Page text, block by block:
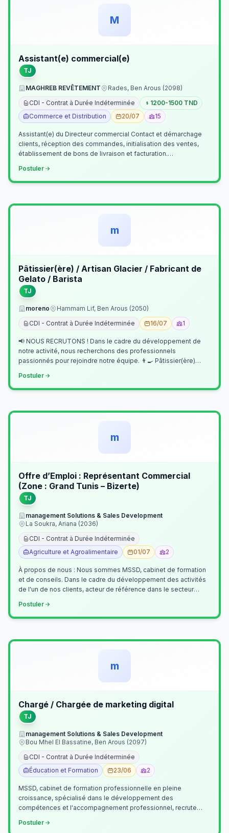
M
Assistant(e) commercial(e)
TJ
MAGHREB REVÊTEMENT
Rades, Ben Arous (2098)
CDI - Contrat à Durée Indéterminée
1200-1500 TND
Commerce et Distribution
20/07 15
Assistant(e) du Directeur commercial Contact et démarchage
clients, réception des commandes, initialisation des ventes,
établissement de bons de livraison et facturation.
Postuler
m
Pâtissier(ère) / Artisan Glacier / Fabricant de
Gelato / Barista
TJ
moreno
Hammam Lif, Ben Arous (2050)
CDI - Contrat à Durée Indéterminée
16/07 1
📢 NOUS RECRUTONS ! Dans le cadre du développement de
notre activité, nous recherchons des professionnels
passionnés pour rejoindre notre équipe. 👨‍🍳 Pâtissier(ère)
Postuler
m
Offre d’Emploi : Représentant Commercial
(Zone : Grand Tunis – Bizerte)
TJ
management Solutions & Sales Development
La Soukra, Ariana (2036)
CDI - Contrat à Durée Indéterminée
Agriculture et Agroalimentaire
01/07 2
À propos de nous : Nous sommes MSSD, cabinet de formation
et de conseils. Dans le cadre du développement des activités
de l'un de nos clients, acteur de référence dans le secteur
Postuler
m
Chargé / Chargée de marketing digital
TJ
management Solutions & Sales Development
Bou Mhel El Bassatine, Ben Arous (2097)
CDI - Contrat à Durée Indéterminée
Éducation et Formation
23/06 2
MSSD, cabinet de formation professionnelle en pleine
croissance, spécialisé dans le développement des
compétences et l'accompagnement professionnel, recrute
Postuler